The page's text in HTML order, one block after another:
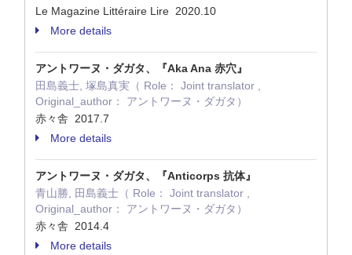
Le Magazine Littéraire Lire 2020.10
More details
アントワーヌ・ダガタ、『Aka Ana 赤穴』
田島義士, 塚島真実（ Role： Joint translator ,
Original_author： アントワーヌ・ダガタ）
赤々舎 2017.7
More details
アントワーヌ・ダガタ、『Anticorps 抗体』
青山勝, 田島義士（ Role： Joint translator ,
Original_author： アントワーヌ・ダガタ）
赤々舎 2014.4
More details